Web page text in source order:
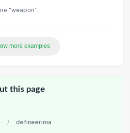
"weapon".
more examples
this page
/ defineerima